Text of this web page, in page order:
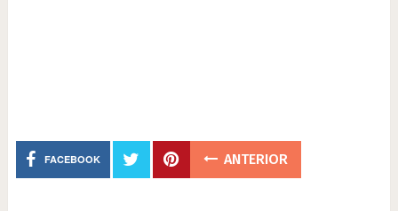
FACEBOOK ANTERIOR